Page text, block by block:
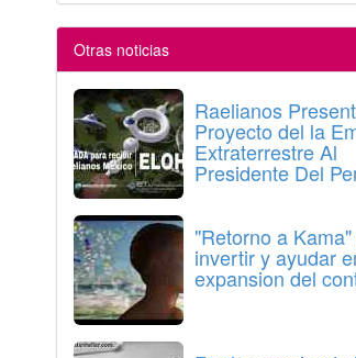
Otras noticias
Raelianos
Proyecto del la
Extraterrestre Al
Presidente Del
"Retorno a
invertir y ayudar
expansion del